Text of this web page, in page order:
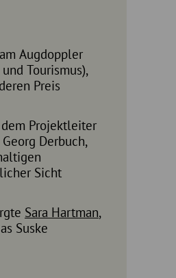
Augdoppler
Tourismus),
Preis
Projektleiter
Derbuch,
Sicht
Sara Hartman,
Suske